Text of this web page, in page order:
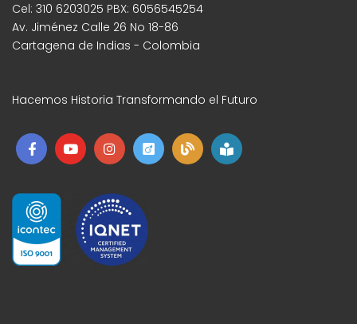
Cel: 310 6203025 PBX: 6056545254
Av. Jiménez Calle 26 No 18-86
Cartagena de Indias - Colombia
Hacemos Historia Transformando el Futuro